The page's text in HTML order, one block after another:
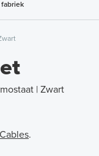
€ 0,00
| Zwart
.